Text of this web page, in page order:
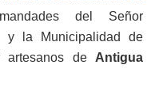
del Señor
y la Municipalidad de
artesanos de Antigua